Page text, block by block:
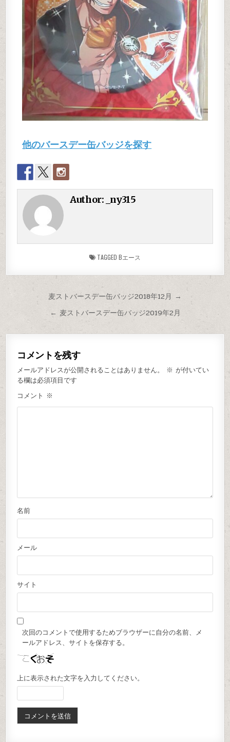
他のバースデー缶バッジを探す
Author: _ny315
TAGGED Bエース
麦ストバースデー缶バッジ2018年12月 →
← 麦ストバースデー缶バッジ2019年2月
コメントを残す
メールアドレスが公開されることはありません。 ※ が付いてい
る欄は必須項目です
コメント ※
名前
メール
サイト
次回のコメントで使用するためブラウザーに自分の名前、メ
ールアドレス、サイトを保存する。
上に表示された文字を入力してください。